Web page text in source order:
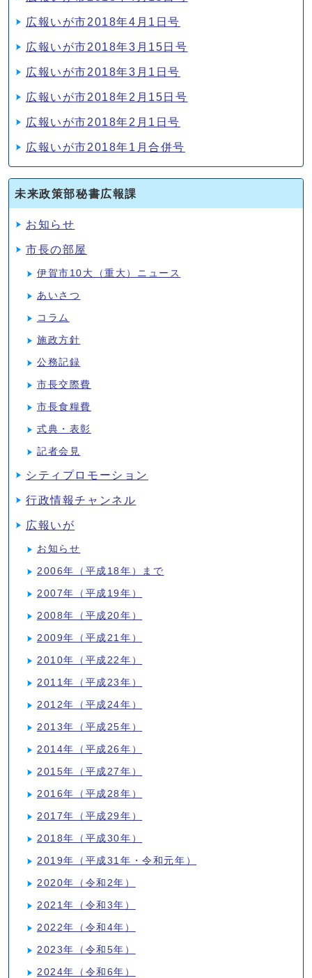
広報いが市2018年4月1日号
広報いが市2018年3月15日号
広報いが市2018年3月1日号
広報いが市2018年2月15日号
広報いが市2018年2月1日号
広報いが市2018年1月合併号
未来政策部秘書広報課
お知らせ
市長の部屋
伊賀市10大（重大）ニュース
あいさつ
コラム
施政方針
公務記録
市長交際費
市長食糧費
式典・表彰
記者会見
シティプロモーション
行政情報チャンネル
広報いが
お知らせ
2006年（平成18年）まで
2007年（平成19年）
2008年（平成20年）
2009年（平成21年）
2010年（平成22年）
2011年（平成23年）
2012年（平成24年）
2013年（平成25年）
2014年（平成26年）
2015年（平成27年）
2016年（平成28年）
2017年（平成29年）
2018年（平成30年）
2019年（平成31年・令和元年）
2020年（令和2年）
2021年（令和3年）
2022年（令和4年）
2023年（令和5年）
2024年（令和6年）